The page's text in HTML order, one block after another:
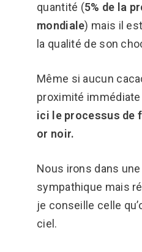
quantité (5% de la
mondiale) mais il
la qualité de son
Même si aucun
proximité
ici le processus de
or noir.
Nous irons dans
sympathique mais
je conseille celle
ciel.